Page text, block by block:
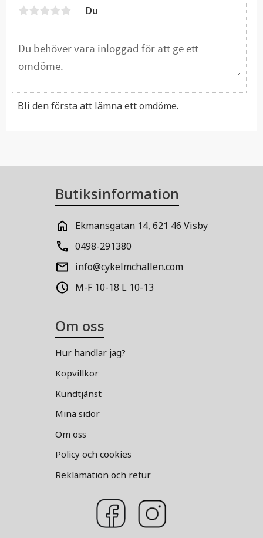
Du
Bli den första att lämna ett omdöme.
Butiksinformation
Ekmansgatan 14, 621 46 Visby
0498-291380
info@cykelmchallen.com
M-F 10-18 L 10-13
Om oss
Hur handlar jag?
Köpvillkor
Kundtjänst
Mina sidor
Om oss
Policy och cookies
Reklamation och retur